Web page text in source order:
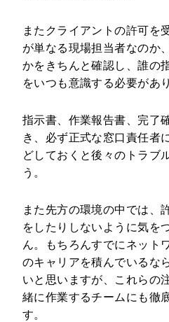
またクライアントの許可を
が単なる現場担当者なのか
かをきちんと確認し、誰の
をいつも意識する必要があ
指示書、作業報告書、完了
き、必ず正式な窓口責任者
どしておくと後々のトラブ
う。
また先方の環境の中では、
をしたりしないように気を
ん。もちろんすでにネット
のキャリアを積んでいるな
いと思いますが、これらの
緒に作業するチームにも徹
す。